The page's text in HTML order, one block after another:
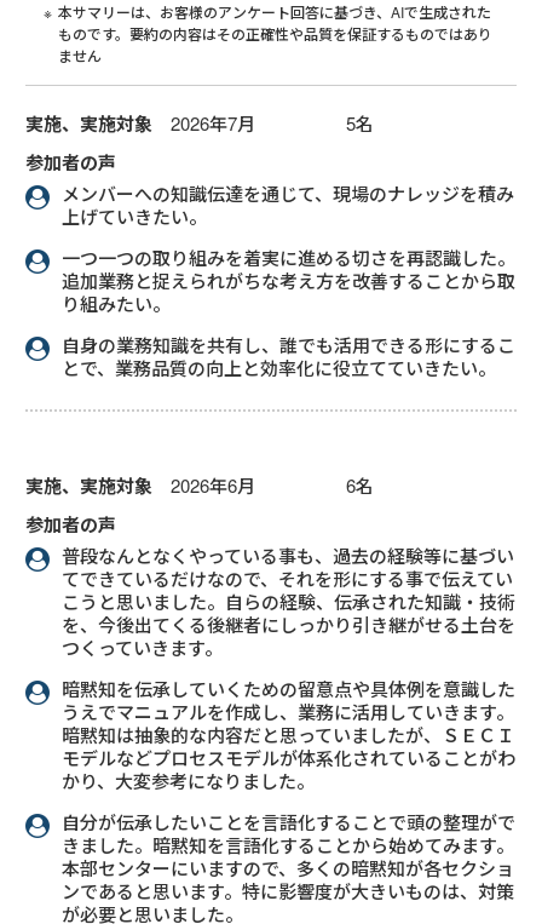
本サマリーは、お客様のアンケート回答に基づき、AIで生成された
ものです。要約の内容はその正確性や品質を保証するものではあり
ません
実施、実施対象 2026年7月 5名
参加者の声
メンバーへの知識伝達を通じて、現場のナレッジを積み
上げていきたい。
一つ一つの取り組みを着実に進める切さを再認識した。
追加業務と捉えられがちな考え方を改善することから取
り組みたい。
自身の業務知識を共有し、誰でも活用できる形にするこ
とで、業務品質の向上と効率化に役立てていきたい。
実施、実施対象 2026年6月 6名
参加者の声
普段なんとなくやっている事も、過去の経験等に基づい
てできているだけなので、それを形にする事で伝えてい
こうと思いました。自らの経験、伝承された知識・技術
を、今後出てくる後継者にしっかり引き継がせる土台を
つくっていきます。
暗黙知を伝承していくための留意点や具体例を意識した
うえでマニュアルを作成し、業務に活用していきます。
暗黙知は抽象的な内容だと思っていましたが、ＳＥＣＩ
モデルなどプロセスモデルが体系化されていることがわ
かり、大変参考になりました。
自分が伝承したいことを言語化することで頭の整理がで
きました。暗黙知を言語化することから始めてみます。
本部センターにいますので、多くの暗黙知が各セクショ
ンであると思います。特に影響度が大きいものは、対策
が必要と思いました。